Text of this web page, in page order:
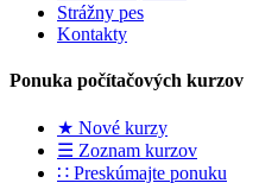
Strážny pes
Kontakty
Ponuka počítačových kurzov
★ Nové kurzy
☰ Zoznam kurzov
∷ Preskúmajte ponuku